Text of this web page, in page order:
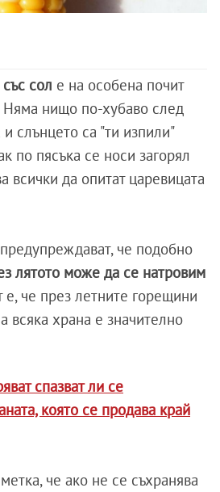
сол е на особена почит
нищо по-хубаво след
слънцето са "ти изпили"
по пясъка се носи загорял
всички да опитат царевицата
че подобно
лятото може да се натровим
е, че през летните горещини
всяка храна е значително
спазват ли се
която се продава край
че ако не се съхранява